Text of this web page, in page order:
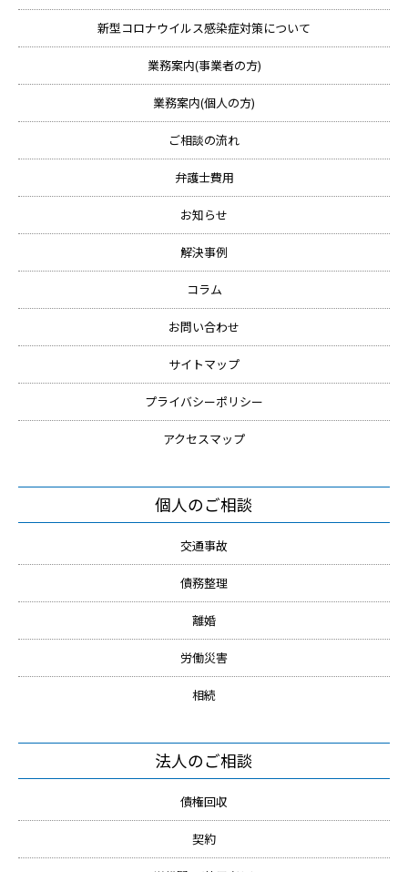
新型コロナウイルス感染症対策について
業務案内(事業者の方)
業務案内(個人の方)
ご相談の流れ
弁護士費用
お知らせ
解決事例
コラム
お問い合わせ
サイトマップ
プライバシーポリシー
アクセスマップ
個人のご相談
交通事故
債務整理
離婚
労働災害
相続
法人のご相談
債権回収
契約